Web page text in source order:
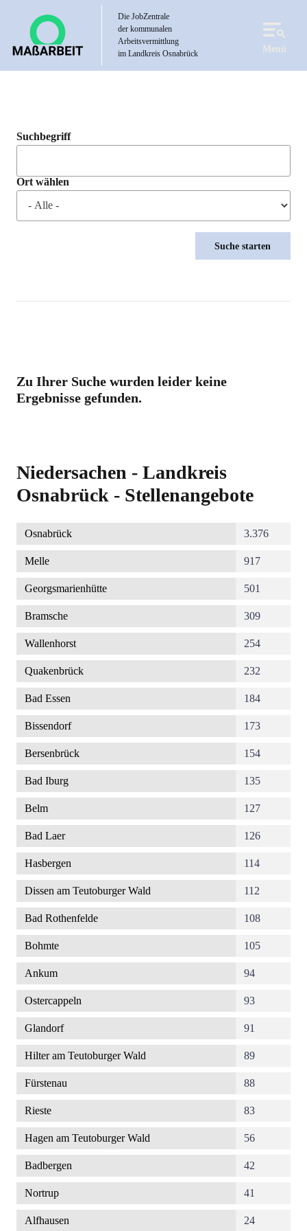
Die JobZentrale
der kommunalen
Arbeitsvermittlung
im Landkreis Osnabrück
Menü
Suchbegriff
Ort wählen
Zu Ihrer Suche wurden leider keine
Ergebnisse gefunden.
Niedersachen - Landkreis
Osnabrück - Stellenangebote
Osnabrück 3.376
Melle 917
Georgsmarienhütte 501
Bramsche 309
Wallenhorst 254
Quakenbrück 232
Bad Essen 184
Bissendorf 173
Bersenbrück 154
Bad Iburg 135
Belm 127
Bad Laer 126
Hasbergen 114
Dissen am Teutoburger Wald 112
Bad Rothenfelde 108
Bohmte 105
Ankum 94
Ostercappeln 93
Glandorf 91
Hilter am Teutoburger Wald 89
Fürstenau 88
Rieste 83
Hagen am Teutoburger Wald 56
Badbergen 42
Nortrup 41
Alfhausen 24